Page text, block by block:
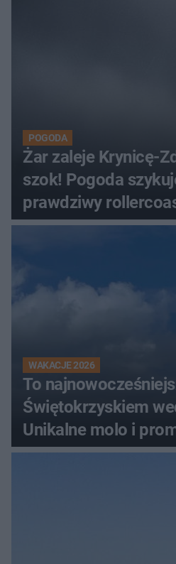
POGODA
Żar zaleje Krynicę-
szok! Pogoda
prawdziwy
WAKACJE 2026
To
Świętokrzyskiem
Unikalne molo i